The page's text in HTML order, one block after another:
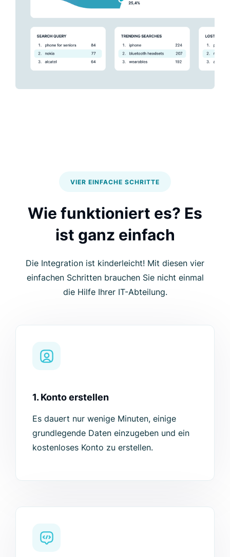
VIER EINFACHE SCHRITTE
Wie funktioniert es? Es
ist ganz einfach
Die Integration ist kinderleicht! Mit diesen vier
einfachen Schritten brauchen Sie nicht einmal
die Hilfe Ihrer IT-Abteilung.
1. Konto erstellen
Es dauert nur wenige Minuten, einige
grundlegende Daten einzugeben und ein
kostenloses Konto zu erstellen.